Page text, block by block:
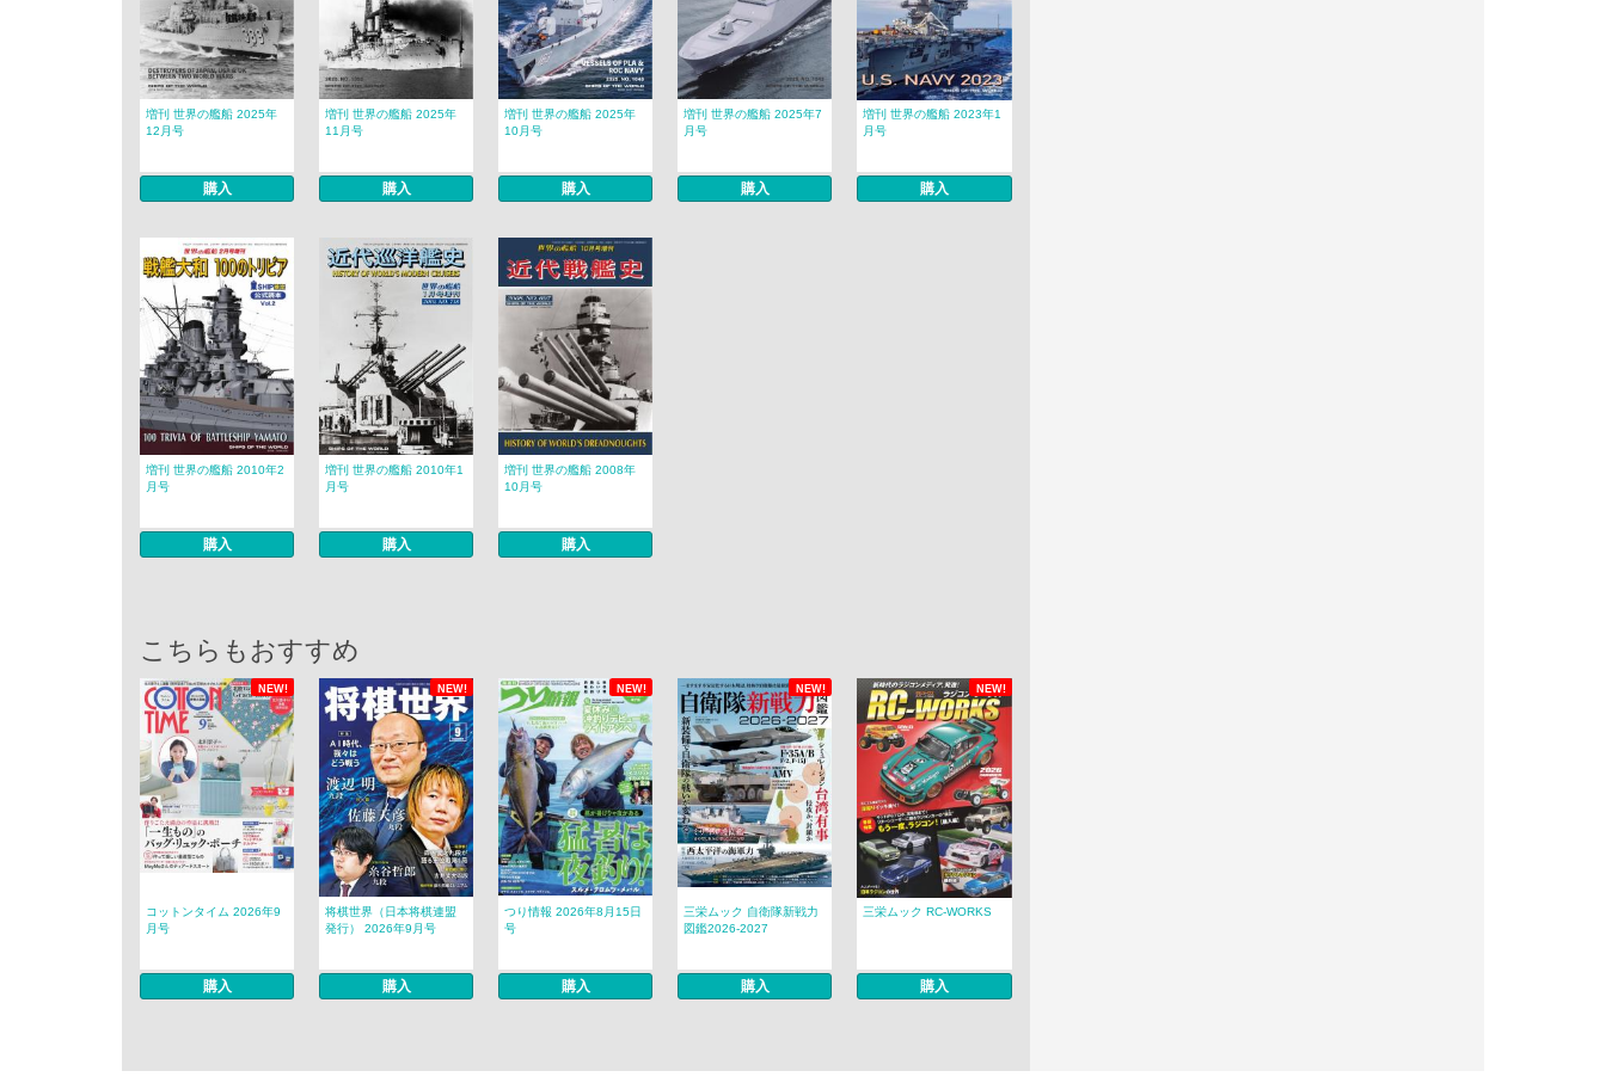
増刊 世界の艦船 2025年
12月号
購入
増刊 世界の艦船 2025年
11月号
購入
増刊 世界の艦船 2025年
10月号
購入
増刊 世界の艦船 2025年7
月号
購入
増刊 世界の艦船 2023年1
月号
購入
増刊 世界の艦船 2010年2
月号
購入
増刊 世界の艦船 2010年1
月号
購入
増刊 世界の艦船 2008年
10月号
購入
こちらもおすすめ
NEW! NEW! NEW! NEW! NEW!
コットンタイム 2026年9
月号
購入
将棋世界（日本将棋連盟
発行） 2026年9月号
購入
つり情報 2026年8月15日
号
購入
三栄ムック 自衛隊新戦力
図鑑2026-2027
購入
三栄ムック RC-WORKS
購入